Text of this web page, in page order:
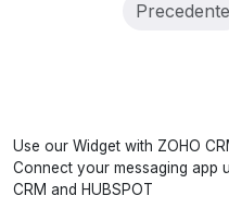
Precedente
Use our Widget with ZOHO
Connect your messaging app
CRM and HUBSPOT